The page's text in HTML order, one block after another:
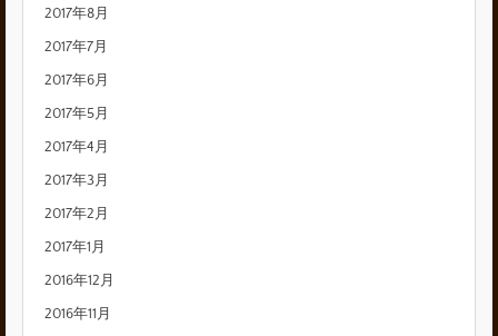
2017年8月
2017年7月
2017年6月
2017年5月
2017年4月
2017年3月
2017年2月
2017年1月
2016年12月
2016年11月